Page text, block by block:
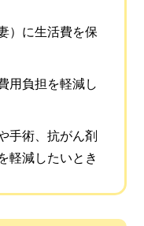
）に生活費を保
用負担を軽減し
手術、抗がん剤
軽減したいとき